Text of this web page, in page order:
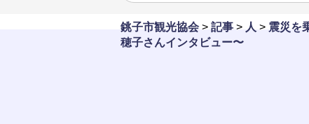
銚子市観光協会 > 記事 > 人 > 震災を
穂子さんインタビュー〜